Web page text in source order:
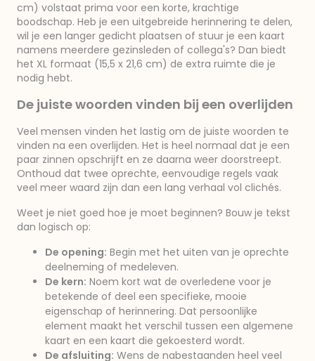
cm) volstaat prima voor een korte, krachtige
boodschap. Heb je een uitgebreide herinnering te delen,
wil je een langer gedicht plaatsen of stuur je een kaart
namens meerdere gezinsleden of collega's? Dan biedt
het XL formaat (15,5 x 21,6 cm) de extra ruimte die je
nodig hebt.
De juiste woorden vinden bij een overlijden
Veel mensen vinden het lastig om de juiste woorden te
vinden na een overlijden. Het is heel normaal dat je een
paar zinnen opschrijft en ze daarna weer doorstreept.
Onthoud dat twee oprechte, eenvoudige regels vaak
veel meer waard zijn dan een lang verhaal vol clichés.
Weet je niet goed hoe je moet beginnen? Bouw je tekst
dan logisch op:
De opening: Begin met het uiten van je oprechte
deelneming of medeleven.
De kern: Noem kort wat de overledene voor je
betekende of deel een specifieke, mooie
eigenschap of herinnering. Dat persoonlijke
element maakt het verschil tussen een algemene
kaart en een kaart die gekoesterd wordt.
De afsluiting: Wens de nabestaanden heel veel